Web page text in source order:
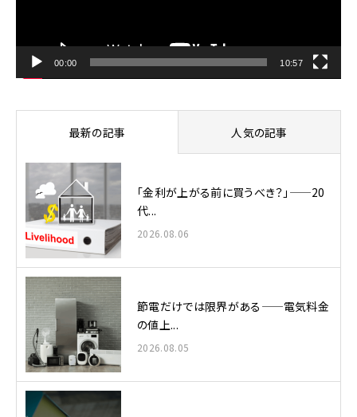
00:00 10:57
最新の記事 人気の記事
「金利が上がる前に買うべき？」——20
代...
2026.08.06
節電だけでは限界がある——電気料金
の値上...
2026.08.05